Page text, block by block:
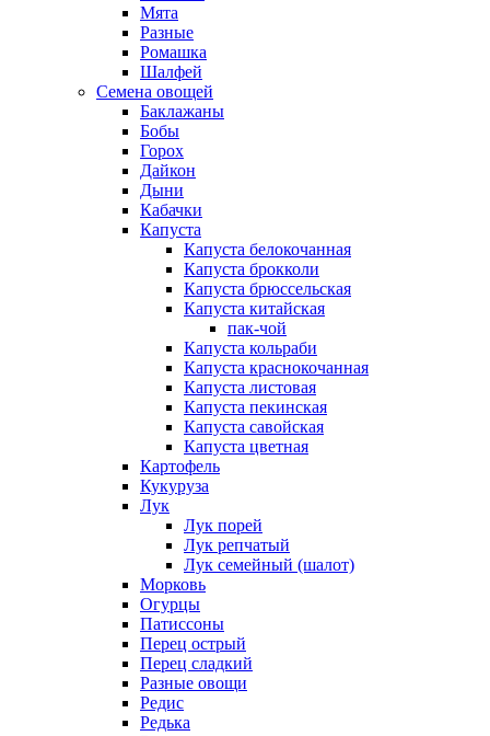
Мята
Разные
Ромашка
Шалфей
Семена овощей
Баклажаны
Бобы
Горох
Дайкон
Дыни
Кабачки
Капуста
Капуста белокочанная
Капуста брокколи
Капуста брюссельская
Капуста китайская
пак-чой
Капуста кольраби
Капуста краснокочанная
Капуста листовая
Капуста пекинская
Капуста савойская
Капуста цветная
Картофель
Кукуруза
Лук
Лук порей
Лук репчатый
Лук семейный (шалот)
Морковь
Огурцы
Патиссоны
Перец острый
Перец сладкий
Разные овощи
Редис
Редька